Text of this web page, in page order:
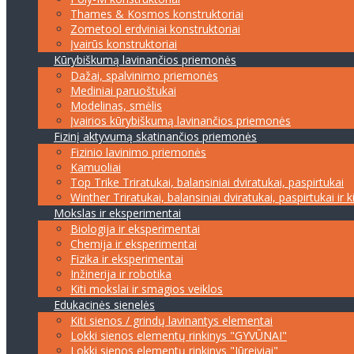
Thames & Kosmos konstruktoriai
Zometool erdviniai konstruktoriai
Įvairūs konstruktoriai
Kūrybiškumą lavinančios priemonės
Dažai, spalvinimo priemonės
Mediniai paruoštukai
Modelinas, smėlis
Įvairios kūrybiškumą lavinančios priemonės
Fizinį aktyvumą skatinančios priemonės
Fizinio lavinimo priemonės
Kamuoliai
Top Trike Triratukai, balansiniai dviratukai, paspirtukai
Winther Triratukai, balansiniai dviratukai, paspirtukai ir
Mokslas ir eksperimentai
Biologija ir eksperimentai
Chemija ir eksperimentai
Fizika ir eksperimentai
Inžinerija ir robotika
Kiti mokslai ir smagios veiklos
Edukacinės sienelės
Kiti sienos / grindų lavinantys elementai
Lokki sienos elementų rinkinys "GYVŪNAI"
Lokki sienos elementų rinkinys "Jūreiviai"